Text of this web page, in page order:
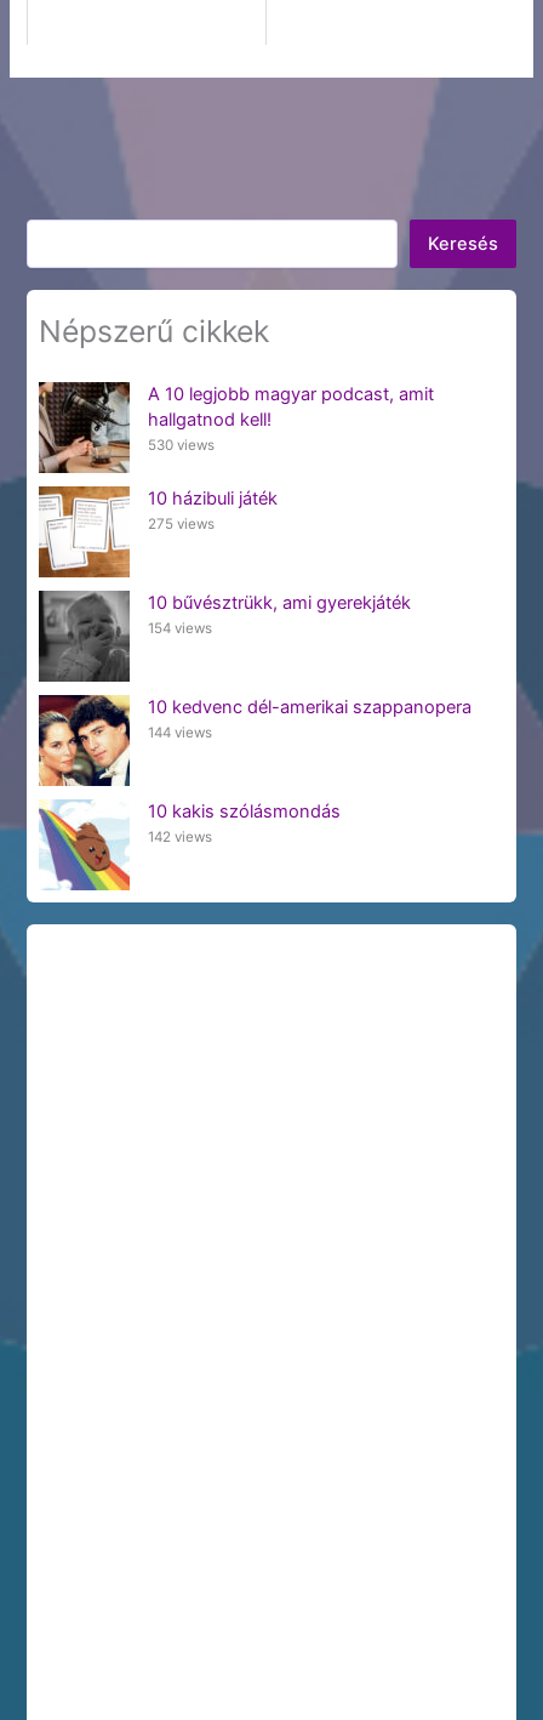
Keresés
Keresés
Népszerű cikkek
A 10 legjobb magyar podcast, amit
hallgatnod kell!
530 views
10 házibuli játék
275 views
10 bűvésztrükk, ami gyerekjáték
154 views
10 kedvenc dél-amerikai szappanopera
144 views
10 kakis szólásmondás
142 views